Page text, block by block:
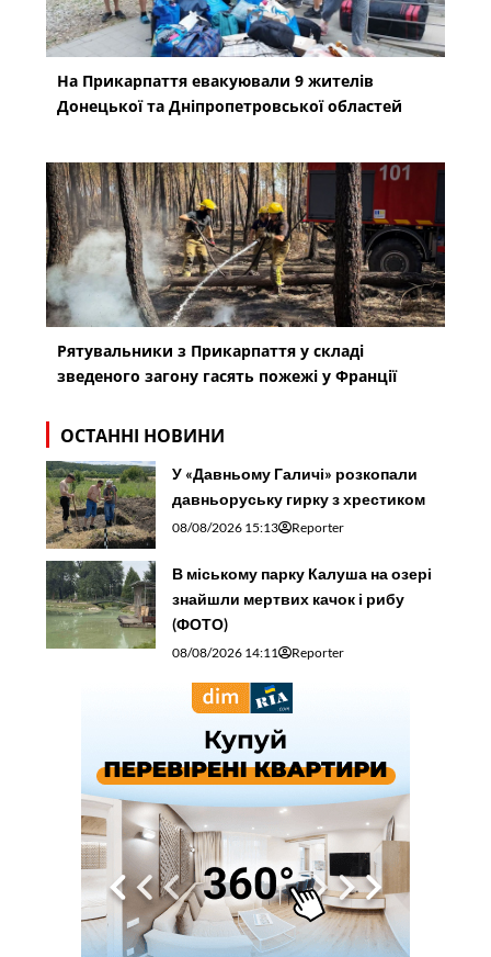
На Прикарпаття евакуювали 9 жителів
Донецької та Дніпропетровської областей
Рятувальники з Прикарпаття у складі
зведеного загону гасять пожежі у Франції
ОСТАННІ НОВИНИ
У «Давньому Галичі» розкопали
давньоруську гирку з хрестиком
08/08/2026 15:13 Reporter
В міському парку Калуша на озері
знайшли мертвих качок і рибу
(ФОТО)
08/08/2026 14:11 Reporter